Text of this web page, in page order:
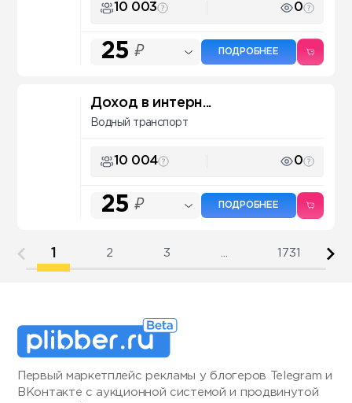
10 003 0
25 ₽ ПОДРОБНЕЕ
Доход в интерн...
Водный транспорт
10 004 0
25 ₽ ПОДРОБНЕЕ
1 2 3 1731
Первый маркетплейс рекламы у блогеров Telegram и
ВКонтакте с аукционной системой и продвинутой